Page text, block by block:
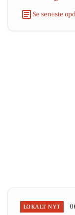
Se seneste
LOKALT NYT